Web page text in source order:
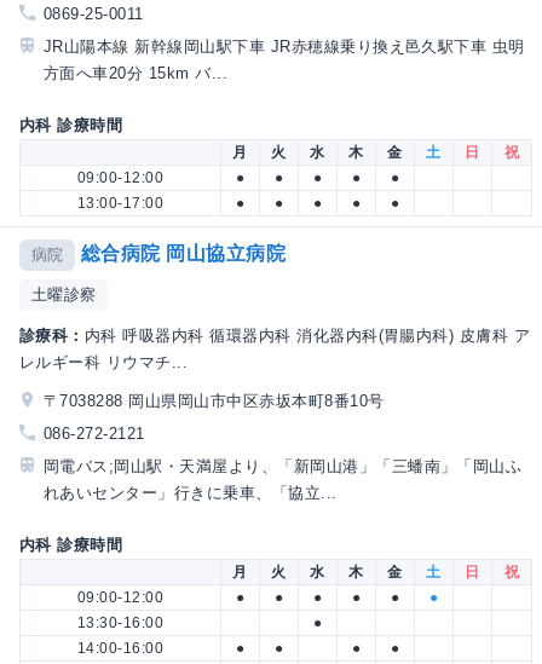
0869-25-0011
JR山陽本線 新幹線岡山駅下車 JR赤穂線乗り換え邑久駅下車 虫明
方面へ車20分 15km バ...
内科 診療時間
月 火 水 木 金 土 日
祝
09:00-12:00
● ● ● ●
●
13:00-17:00
● ● ● ● ●
病院 総合病院 岡山協立病院
土曜診察
診療科： 内科 呼吸器内科 循環器内科 消化器内科(胃腸内科) 皮膚科 ア
レルギー科 リウマチ...
〒7038288 岡山県岡山市中区赤坂本町8番10号
086-272-2121
岡電バス;岡山駅・天満屋より、「新岡山港」「三蟠南」「岡山ふ
れあいセンター」行きに乗車、「協立...
内科 診療時間
月 火 水 木 金 土 日
祝
09:00-12:00
● ● ● ● ●
●
13:30-16:00
●
14:00-16:00
● ● ●
●